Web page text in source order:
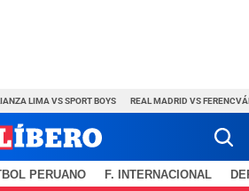
LIMA VS SPORT BOYS REAL MADRID VS
PERUANO F. INTERNACIONAL